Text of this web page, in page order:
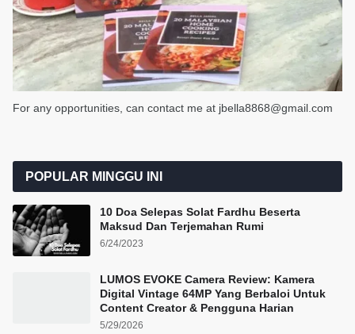
For any opportunities, can contact me at jbella8868@gmail.com
POPULAR MINGGU INI
10 Doa Selepas Solat Fardhu Beserta
Maksud Dan Terjemahan Rumi
6/24/2023
LUMOS EVOKE Camera Review: Kamera
Digital Vintage 64MP Yang Berbaloi Untuk
Content Creator & Pengguna Harian
5/29/2026